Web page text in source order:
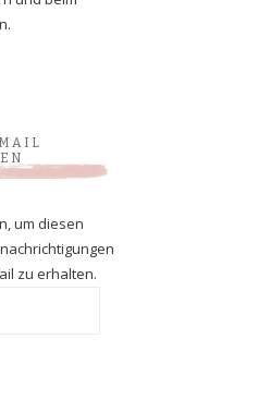
um diesen
zu erhalten.